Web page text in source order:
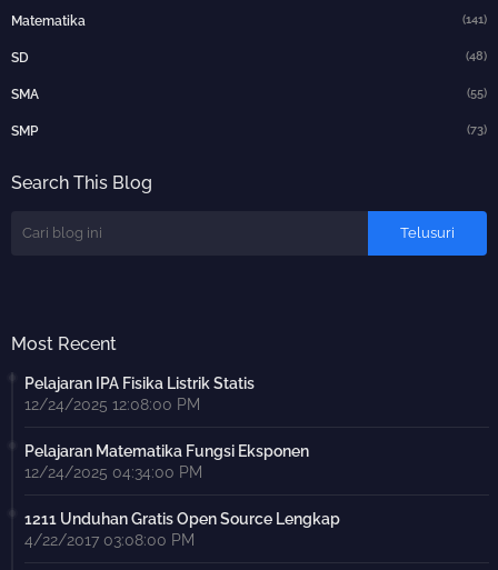
Matematika (141)
SD (48)
SMA (55)
SMP (73)
Search This Blog
Most Recent
Pelajaran IPA Fisika Listrik Statis
12/24/2025 12:08:00 PM
Pelajaran Matematika Fungsi Eksponen
12/24/2025 04:34:00 PM
1211 Unduhan Gratis Open Source Lengkap
4/22/2017 03:08:00 PM